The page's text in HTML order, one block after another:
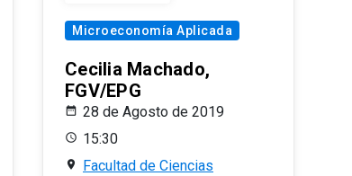
Microeconomía Aplicada
Cecilia Machado,
FGV/EPG
28 de Agosto de 2019
15:30
Facultad de Ciencias